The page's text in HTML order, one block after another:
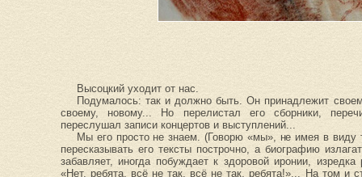
Высоцкий уходит от нас.
Подумалось: так и должно быть. Он принадлежит
своему, новому... Но перелистал его сборники,
переслушал записи концертов и выступлений...
Мы его просто не знаем. (Говорю «мы», не имея в виду
пересказывать его тексты построчно, а биографию
забавляет, иногда побуждает к здоровой иронии,
«Нет, ребята, всё не так, всё не так, ребята!»... На том и